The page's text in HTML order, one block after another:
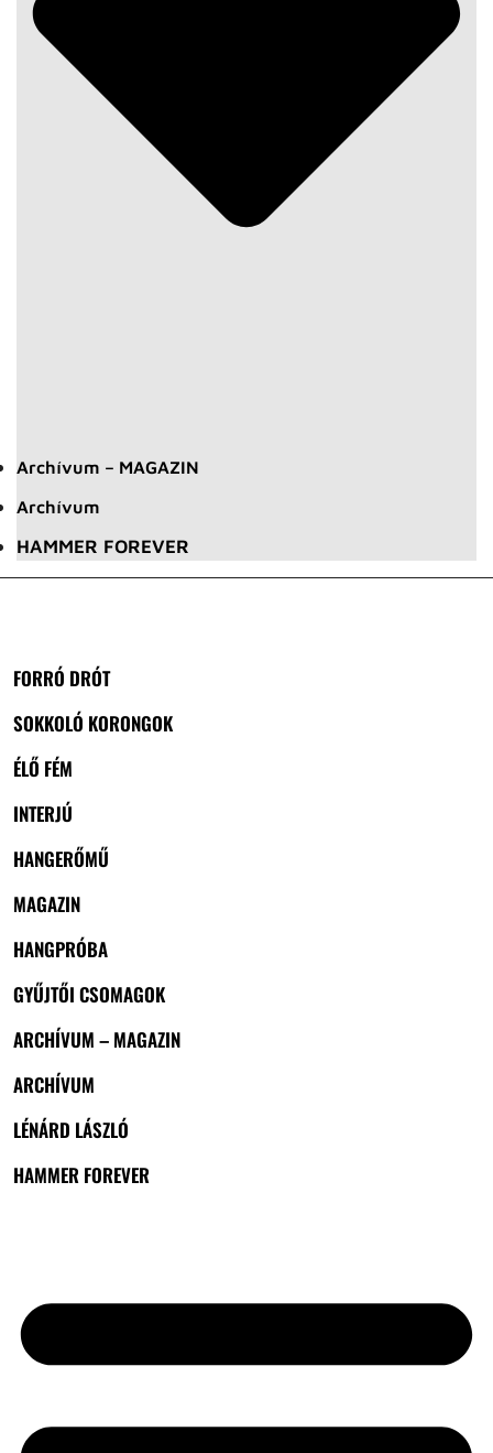
Archívum – MAGAZIN
Archívum
HAMMER FOREVER
FORRÓ DRÓT
SOKKOLÓ KORONGOK
ÉLŐ FÉM
INTERJÚ
HANGERŐMŰ
MAGAZIN
HANGPRÓBA
GYŰJTŐI CSOMAGOK
ARCHÍVUM – MAGAZIN
ARCHÍVUM
LÉNÁRD LÁSZLÓ
HAMMER FOREVER